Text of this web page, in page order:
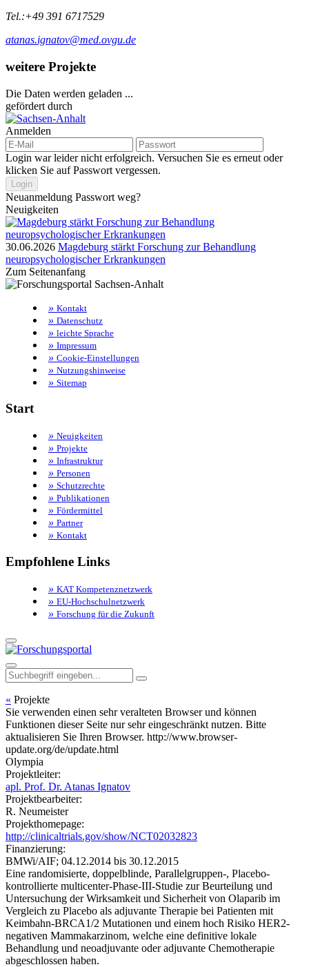
Tel.:+49 391 6717529
atanas.ignatov@med.ovgu.de
weitere Projekte
Die Daten werden geladen ...
gefördert durch
Anmelden
Login war leider nicht erfolgreich. Versuchen Sie es erneut oder
klicken Sie aufPasswort vergessen.
Login
Neuanmeldung Passwort weg?
Neuigkeiten
30.06.2026 Magdeburg stärkt Forschung zur Behandlung
neuropsychologischer Erkrankungen
Zum Seitenanfang
» Kontakt
» Datenschutz
» leichte Sprache
» Impressum
» Cookie-Einstellungen
» Nutzungshinweise
» Sitemap
Start
» Neuigkeiten
» Projekte
» Infrastruktur
» Personen
» Schutzrechte
» Publikationen
» Fördermittel
» Partner
» Kontakt
Empfohlene Links
» KAT Kompetenznetzwerk
» EU-Hochschulnetzwerk
» Forschung für die Zukunft
« Projekte
Sie verwenden einen sehr veralteten Browser und können
Funktionen dieser Seite nur sehr eingeschränkt nutzen. Bitte
aktualisieren Sie Ihren Browser. http://www.browser-
update.org/de/update.html
Olympia
Projektleiter:
apl. Prof. Dr. Atanas Ignatov
Projektbearbeiter:
R. Neumeister
Projekthomepage:
http://clinicaltrials.gov/show/NCT02032823
Finanzierung:
BMWi/AIF; 04.12.2014 bis 30.12.2015
Eine randomisierte, doppelblinde, Parallelgruppen-, Placebo-
kontrollierte multicenter-Phase-III-Studie zur Beurteilung und
Untersuchung der Wirksamkeit und Sicherheit von Olaparib im
Vergleich zu Placebo als adjuvante Therapie bei Patienten mit
Keimbahn-BRCA1/2 Mutationen und einem hoch Risiko HER2-
negativen Mammakarzinom, welche eine definitive lokale
Behandlung und neoadjuvante oder adjuvante Chemotherapie
abgeschlossen haben.